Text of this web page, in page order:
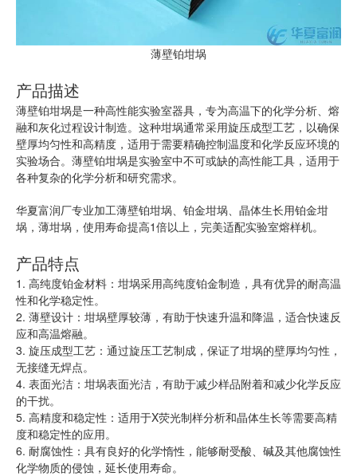
薄壁铂坩埚
产品描述
薄壁铂坩埚是一种高性能实验室器具，专为高温下的化学分析、熔
融和灰化过程设计制造。这种坩埚通常采用旋压成型工艺，以确保
壁厚均匀性和高精度，适用于需要精确控制温度和化学反应环境的
实验场合。薄壁铂坩埚是实验室中不可或缺的高性能工具，适用于
各种复杂的化学分析和研究需求。
华夏富润厂专业加工薄壁铂坩埚、铂金坩埚、晶体生长用铂金坩
埚，薄坩埚，使用寿命提高1倍以上，完美适配实验室熔样机。
产品特点
1. 高纯度铂金材料：坩埚采用高纯度铂金制造，具有优异的耐高温
性和化学稳定性。
2. 薄壁设计：坩埚壁厚较薄，有助于快速升温和降温，适合快速反
应和高温熔融。
3. 旋压成型工艺：通过旋压工艺制成，保证了坩埚的壁厚均匀性，
无接缝无焊点。
4. 表面光洁：坩埚表面光洁，有助于减少样品附着和减少化学反应
的干扰。
5. 高精度和稳定性：适用于X荧光制样分析和晶体生长等需要高精
度和稳定性的应用。
6. 耐腐蚀性：具有良好的化学惰性，能够耐受酸、碱及其他腐蚀性
化学物质的侵蚀，延长使用寿命。